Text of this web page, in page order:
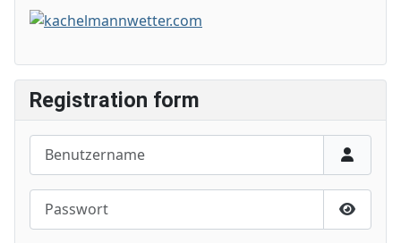
Registration form
Benutzername
Passwort